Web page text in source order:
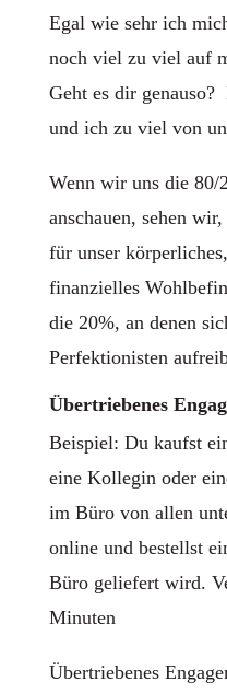
Egal wie sehr ich
noch viel zu viel auf
Geht es dir genauso?
und ich zu viel von
Wenn wir uns die 80/
anschauen, sehen
für unser
finanzielles
die 20%, an denen
Perfektionisten
Übertriebenes
Beispiel: Du kaufst
eine Kollegin oder
im Büro von allen
online und bestellst
Büro geliefert wird.
Minuten
Übertriebenes